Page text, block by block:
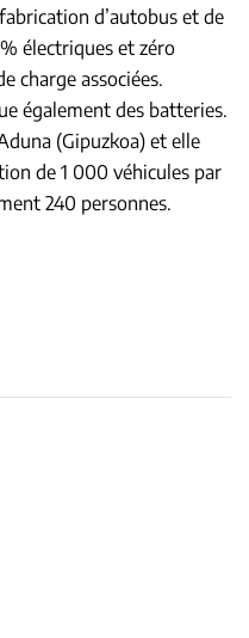
d’autobus et de
électriques et zéro
charge associées.
également des batteries.
(Gipuzkoa) et elle
de 1 000 véhicules par
240 personnes.